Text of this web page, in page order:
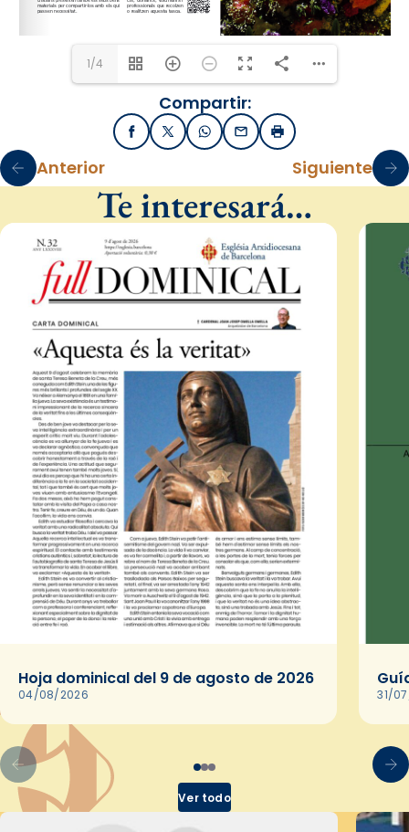
1/4
Compartir:
FacebookX / TwitterWhatsApp
EmailImprimir
Anterior Siguiente
Te interesará…
Hoja dominical del 9 de agosto de 2026
04/08/2026 31/
Ver todo